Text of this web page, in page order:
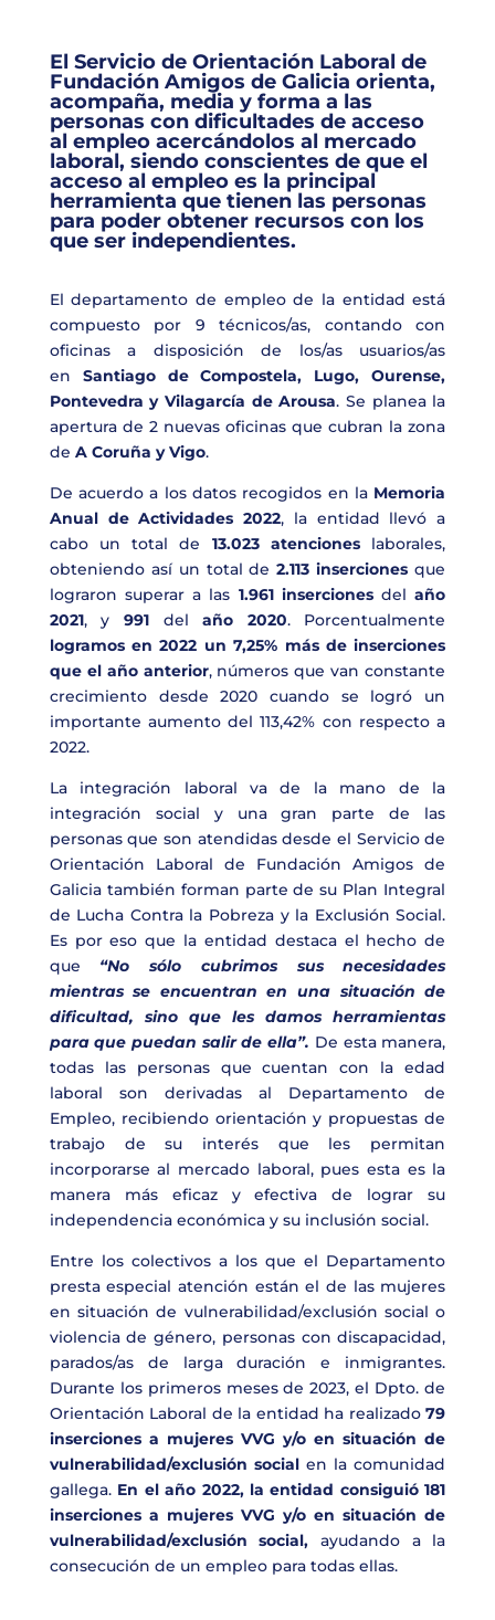
El Servicio de Orientación Laboral de
Fundación Amigos de Galicia orienta,
acompaña, media y forma a las
personas con dificultades de acceso
al empleo acercándolos al mercado
laboral, siendo conscientes de que el
acceso al empleo es la principal
herramienta que tienen las personas
para poder obtener recursos con los
que ser independientes.
El departamento de empleo de la entidad está
compuesto por 9 técnicos/as, contando con
oficinas a disposición de los/as usuarios/as
en Santiago de Compostela, Lugo, Ourense,
Pontevedra y Vilagarcía de Arousa. Se planea la
apertura de 2 nuevas oficinas que cubran la zona
de A Coruña y Vigo.
De acuerdo a los datos recogidos en la Memoria
Anual de Actividades 2022, la entidad llevó a
cabo un total de 13.023 atencioneslaborales,
obteniendo así un total de2.113 inserciones que
lograron superar a las 1.961 insercionesdelaño
2021, y 991delaño 2020. Porcentualmente
logramos en 2022 un 7,25% más de inserciones
que el año anterior, números que van constante
crecimiento desde 2020 cuando se logró un
importante aumento del 113,42% con respecto a
2022.
La integración laboral va de la mano de la
integración social y una gran parte de las
personas que son atendidas desde el Servicio de
Orientación Laboral de Fundación Amigos de
Galicia también forman parte de su Plan Integral
de Lucha Contra la Pobreza y la Exclusión Social.
Es por eso que la entidad destaca el hecho de
que “No sólo cubrimos sus necesidades
mientras se encuentran en una situación de
dificultad, sino que les damos herramientas
para que puedan salir de ella”. De esta manera,
todas las personas que cuentan con la edad
laboral son derivadas al Departamento de
Empleo, recibiendo orientación y propuestas de
trabajo de su interés que les permitan
incorporarse al mercado laboral, pues esta es la
manera más eficaz y efectiva de lograr su
independencia económica y su inclusión social.
Entre los colectivos a los que el Departamento
presta especial atención están el de las mujeres
en situación de vulnerabilidad/exclusión social o
violencia de género, personas con discapacidad,
parados/as de larga duración e inmigrantes.
Durante los primeros meses de 2023, el Dpto. de
Orientación Laboral de la entidad ha realizado79
inserciones a mujeres VVG y/o en situación de
vulnerabilidad/exclusión socialen la comunidad
gallega. En el año 2022, la entidad consiguió 181
inserciones a mujeres VVG y/o en situación de
vulnerabilidad/exclusión social, ayudando a la
consecución de un empleo para todas ellas.